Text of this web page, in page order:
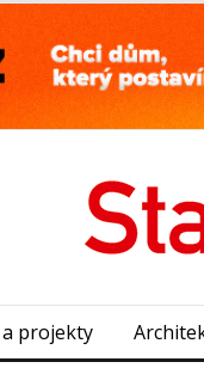
projekty